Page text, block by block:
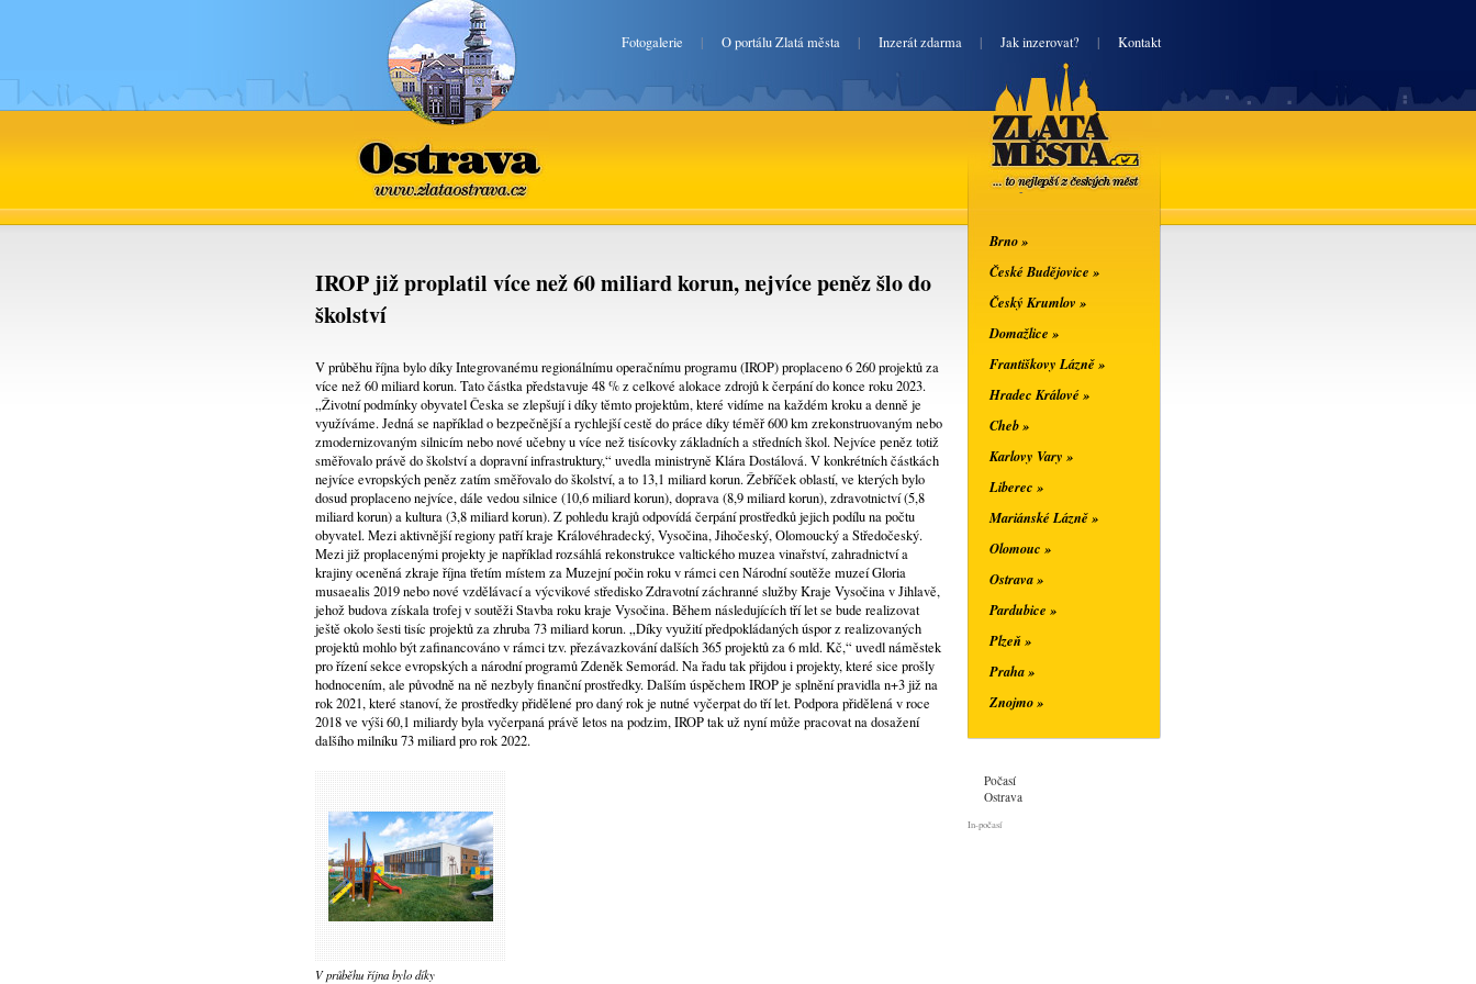
Fotogalerie | O portálu Zlatá města | Inzerát zdarma | Jak inzerovat? | Kontakt
Ostrava
www.zlataostrava.cz
IROP již proplatil více než 60 miliard korun, nejvíce peněz šlo do
školství
V průběhu října bylo díky Integrovanému regionálnímu operačnímu programu (IROP) proplaceno 6 260 projektů za
více než 60 miliard korun. Tato částka představuje 48 % z celkové alokace zdrojů k čerpání do konce roku 2023.
„Životní podmínky obyvatel Česka se zlepšují i díky těmto projektům, které vidíme na každém kroku a denně je
využíváme. Jedná se například o bezpečnější a rychlejší cestě do práce díky téměř 600 km zrekonstruovaným nebo
zmodernizovaným silnicím nebo nové učebny u více než tisícovky základních a středních škol. Nejvíce peněz totiž
směřovalo právě do školství a dopravní infrastruktury,“ uvedla ministryně Klára Dostálová. V konkrétních částkách
nejvíce evropských peněz zatím směřovalo do školství, a to 13,1 miliard korun. Žebříček oblastí, ve kterých bylo
dosud proplaceno nejvíce, dále vedou silnice (10,6 miliard korun), doprava (8,9 miliard korun), zdravotnictví (5,8
miliard korun) a kultura (3,8 miliard korun). Z pohledu krajů odpovídá čerpání prostředků jejich podílu na počtu
obyvatel. Mezi aktivnější regiony patří kraje Královéhradecký, Vysočina, Jihočeský, Olomoucký a Středočeský.
Mezi již proplacenými projekty je například rozsáhlá rekonstrukce valtického muzea vinařství, zahradnictví a
krajiny oceněná zkraje října třetím místem za Muzejní počin roku v rámci cen Národní soutěže muzeí Gloria
musaealis 2019 nebo nové vzdělávací a výcvikové středisko Zdravotní záchranné služby Kraje Vysočina v Jihlavě,
jehož budova získala trofej v soutěži Stavba roku kraje Vysočina. Během následujících tří let se bude realizovat
ještě okolo šesti tisíc projektů za zhruba 73 miliard korun. „Díky využití předpokládaných úspor z realizovaných
projektů mohlo být zafinancováno v rámci tzv. přezávazkování dalších 365 projektů za 6 mld. Kč,“ uvedl náměstek
pro řízení sekce evropských a národní programů Zdeněk Semorád. Na řadu tak přijdou i projekty, které sice prošly
hodnocením, ale původně na ně nezbyly finanční prostředky. Dalším úspěchem IROP je splnění pravidla n+3 již na
rok 2021, které stanoví, že prostředky přidělené pro daný rok je nutné vyčerpat do tří let. Podpora přidělená v roce
2018 ve výši 60,1 miliardy byla vyčerpaná právě letos na podzim, IROP tak už nyní může pracovat na dosažení
dalšího milníku 73 miliard pro rok 2022.
V průběhu října bylo díky
Zlatá města
... to nejlepší z
českých měst
Brno »
České Budějovice »
Český Krumlov »
Domažlice »
Františkovy Lázně »
Hradec Králové »
Cheb »
Karlovy Vary »
Liberec »
Mariánské Lázně »
Olomouc »
Ostrava »
Pardubice »
Plzeň »
Praha »
Znojmo »
Počasí
Ostrava
In-počasí